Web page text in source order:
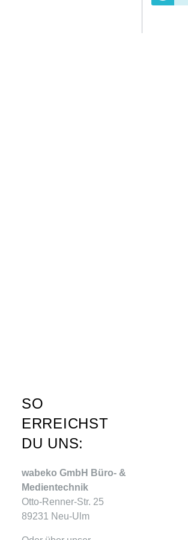
SO
ERREICHST
DU UNS:
wabeko GmbH Büro- &
Medientechnik
Otto-Renner-Str. 25
89231 Neu-Ulm